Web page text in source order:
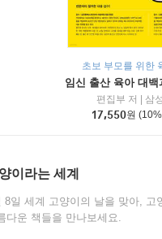
초보 부모를 위한
임신 출산 육아 대
편집부 저
삼
17,550원 (10%
이라는 세계
8일 세계 고양이의 날을 맞아, 고
다운 책들을 만나보세요.